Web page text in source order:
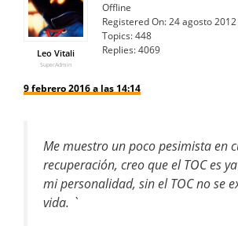
Leo Vitali
SuperAdmin
Offline
Registered On:24 agosto 2012
Topics:448
Replies:4069
9 febrero 2016 a las 14:14
Me muestro un poco pesimista en
recuperación, creo que el TOC es
mi personalidad, sin el TOC no se
vida. `